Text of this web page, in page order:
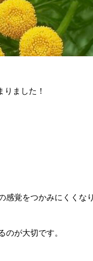
ました！
覚をつかみにくくなり
が大切です。